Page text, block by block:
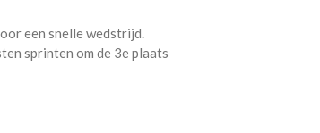
een snelle wedstrijd.
sprinten om de 3e plaats